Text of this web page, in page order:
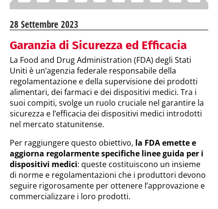
28 Settembre 2023
Garanzia di Sicurezza ed Efficacia
La Food and Drug Administration (FDA) degli Stati
Uniti è un’agenzia federale responsabile della
regolamentazione e della supervisione dei prodotti
alimentari, dei farmaci e dei dispositivi medici. Tra i
suoi compiti, svolge un ruolo cruciale nel garantire la
sicurezza e l’efficacia dei dispositivi medici introdotti
nel mercato statunitense.
Per raggiungere questo obiettivo, la FDA emette e
aggiorna regolarmente specifiche linee guida per i
dispositivi medici: queste costituiscono un insieme
di norme e regolamentazioni che i produttori devono
seguire rigorosamente per ottenere l’approvazione e
commercializzare i loro prodotti.